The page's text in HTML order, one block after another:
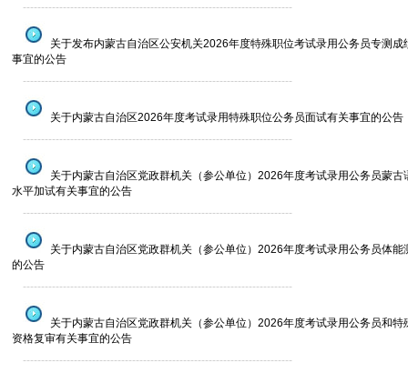
--------------------------------------------------------------------------
关于发布内蒙古自治区公安机关2026年度特殊职位考试录用公务员专测成
事宜的公告
--------------------------------------------------------------------------
关于内蒙古自治区2026年度考试录用特殊职位公务员面试有关事宜的公告
--------------------------------------------------------------------------
关于内蒙古自治区党政群机关（参公单位）2026年度考试录用公务员蒙古
水平加试有关事宜的公告
--------------------------------------------------------------------------
关于内蒙古自治区党政群机关（参公单位）2026年度考试录用公务员体能
的公告
--------------------------------------------------------------------------
关于内蒙古自治区党政群机关（参公单位）2026年度考试录用公务员和特
资格复审有关事宜的公告
--------------------------------------------------------------------------